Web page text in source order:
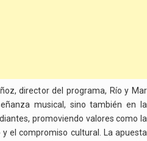
director del programa, Río y Mar
musical, sino también en la
promoviendo valores como la
el compromiso cultural. La apuesta